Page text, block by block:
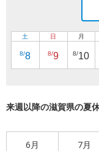
土
8/8
日
8/9
月
8/10
来週以降の滋賀県の夏
6月 7月